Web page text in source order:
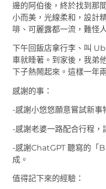
邊的阿伯後，終於找到那
小而美，光線柔和，設計
啡、可麗露都一流，難怪
下午回飯店拿行李、叫
車就睡著。到家後，我弟
下子熱鬧起來。這樣一年
感謝的事：
-感謝小悠悠願意嘗試新事
-感謝老婆一路配合行程，
-感謝ChatGPT 聽寫的「
成。
值得記下來的經驗：